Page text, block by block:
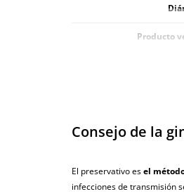
Producto
¿Cuándo lo
Consejo de la
El preservativo esel
infecciones de transmisión